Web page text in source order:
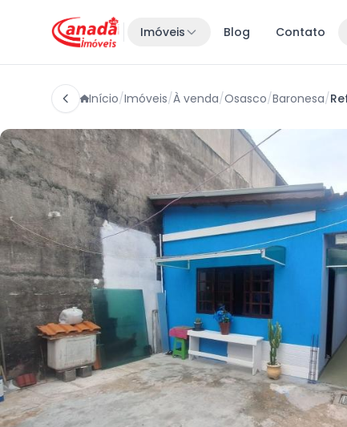
Imóveis Blog Contato
Início/Imóveis/À venda/Osasco/Baronesa/